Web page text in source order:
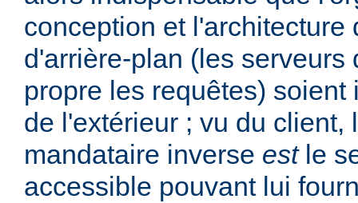
conception et l'architecture
d'arrière-plan (les serveurs
propre les requêtes)
de l'extérieur ; vu du client,
mandataire inverse estle
accessible pouvant lui